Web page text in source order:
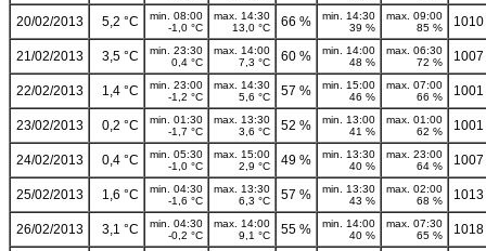
20/02/2013 5,2 °C
min. 08:00
-1,0 °C
max. 14:30
13,0 °C
66 %
min. 14:30
39 %
max. 09:00
85 %
21/02/2013 3,5 °C
min. 23:30
0,4 °C
max. 14:00
7,3 °C
60 %
min. 14:00
48 %
max. 06:30
72 %
22/02/2013 1,4 °C
min. 23:00
-1,2 °C
max. 14:30
5,6 °C
57 %
min. 15:00
46 %
max. 07:00
66 %
23/02/2013 0,2 °C
min. 01:30
-1,7 °C
max. 13:30
3,6 °C
52 %
min. 13:00
41 %
max. 01:00
62 %
24/02/2013 0,4 °C
min. 05:30
-1,0 °C
max. 15:00
2,9 °C
49 %
min. 13:30
40 %
max. 23:00
64 %
25/02/2013 1,6 °C
min. 04:30
-1,6 °C
max. 13:30
6,3 °C
57 %
min. 13:30
43 %
max. 02:00
68 %
26/02/2013 3,1 °C
min. 04:30
-0,2 °C
max. 14:00
9,1 °C
55 %
min. 14:00
40 %
max. 07:30
65 %